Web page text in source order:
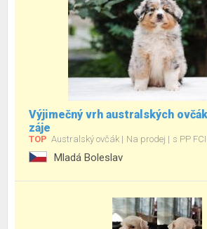
Výjimečný vrh australských
záje
TOP Australský ovčák Na prodej s PP FCI
Mladá Boleslav